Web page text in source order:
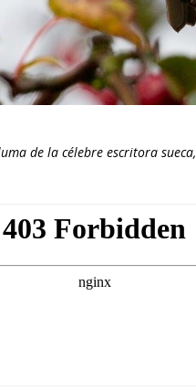
de la célebre escritora